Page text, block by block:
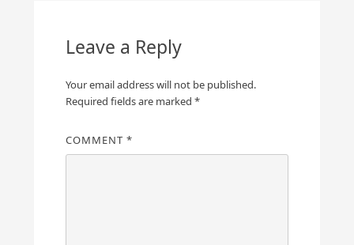
Leave a Reply
Your email address will not be published.
Required fields are marked *
COMMENT *